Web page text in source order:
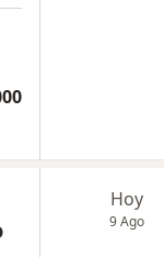
Hoy
9 Ago